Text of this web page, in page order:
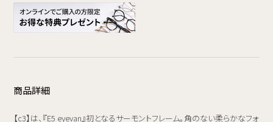
商品詳細
【c3】は、『E5 eyevan』初となるサーモントフレーム。角のない柔らかなフォ